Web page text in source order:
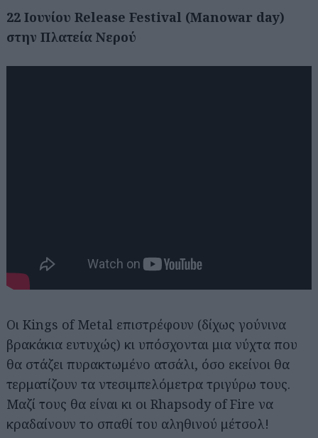
22 Ιουνίου Release Festival (Manowar day)
στην Πλατεία Νερού
Oι Kings of Metal επιστρέφουν (δίχως γούνινα
βρακάκια ευτυχώς) κι υπόσχονται μια νύχτα που
θα στάζει πυρακτωμένο ατσάλι, όσο εκείνοι θα
τερματίζουν τα ντεσιμπελόμετρα τριγύρω τους.
Μαζί τους θα είναι κι οι Rhapsody of Fire να
κραδαίνουν το σπαθί του αληθινού μέτσολ!